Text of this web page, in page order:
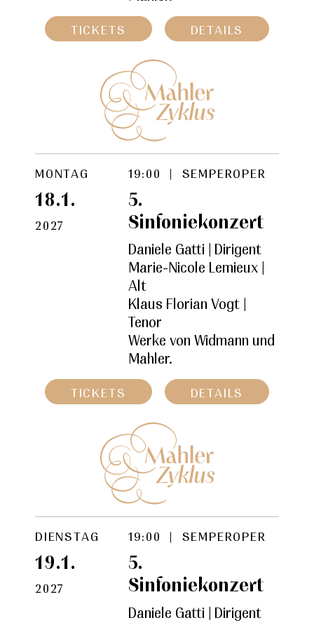
TICKETS DETAILS
MONTAG
18.1.
2027
19:00 | SEMPEROPER
5.
Sinfoniekonzert
Daniele Gatti | Dirigent
Marie-Nicole Lemieux |
Alt
Klaus Florian Vogt |
Tenor
Werke von Widmann und
Mahler.
TICKETS DETAILS
DIENSTAG
19.1.
2027
19:00 | SEMPEROPER
5.
Sinfoniekonzert
Daniele Gatti | Dirigent